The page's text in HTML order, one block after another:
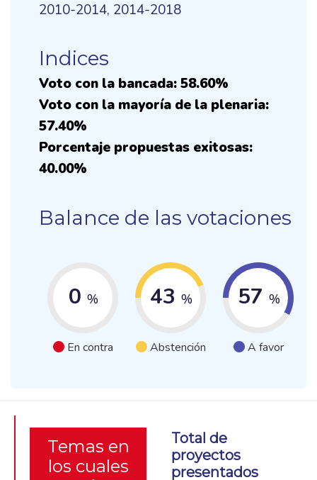
2010-2014, 2014-2018
Indices
Voto con la bancada: 58.60%
Voto con la mayoría de la plenaria:
57.40%
Porcentaje propuestas exitosas:
40.00%
Balance de las votaciones
0 %
En contra
43 %
Abstención
57 %
A favor
Temas en
los cuales
Total de
proyectos
presentados